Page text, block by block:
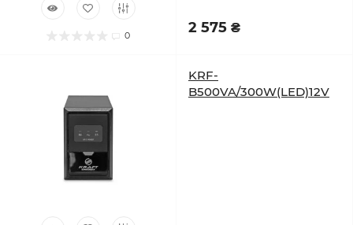
0 2 575 ₴
KRF-
B500VA/300W(LED)12V